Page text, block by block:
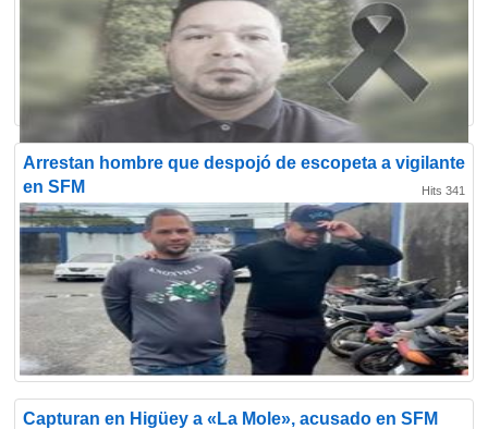
Arrestan hombre que despojó de escopeta a vigilante
en SFM
Hits 341
Capturan en Higüey a «La Mole», acusado en SFM